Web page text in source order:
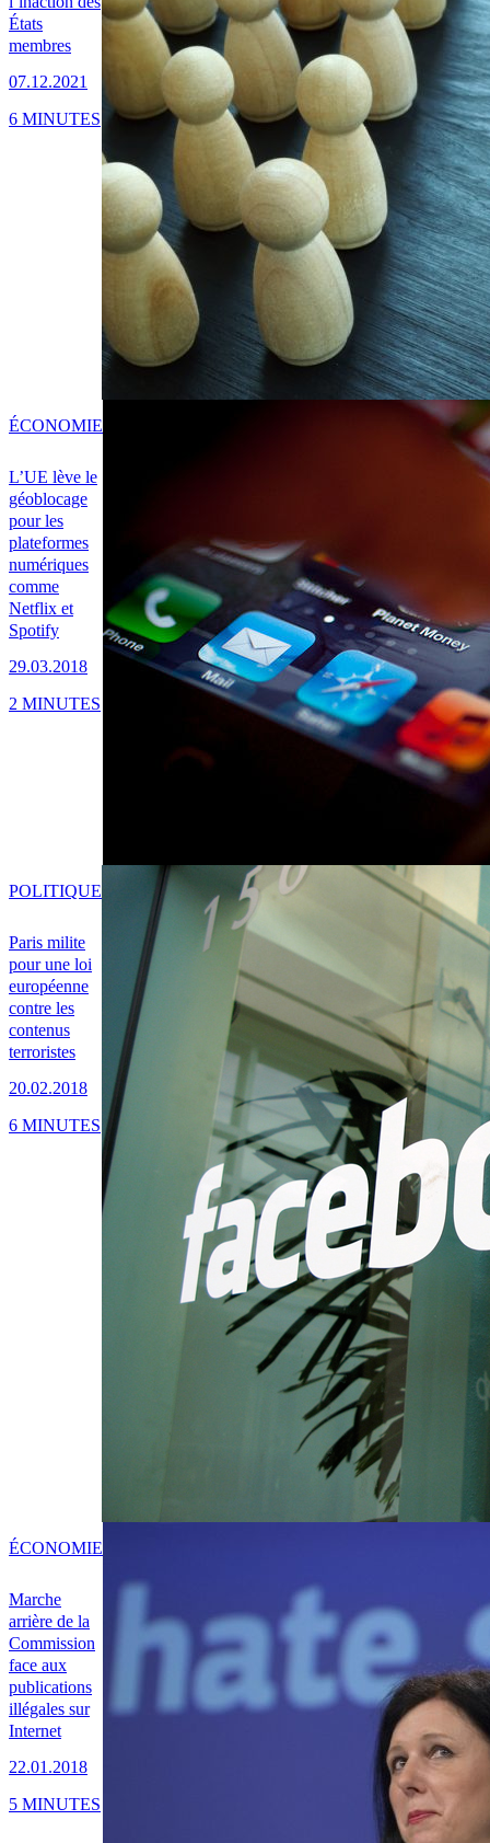
États
membres
07.12.2021
6 MINUTES
L’UE lève le
géoblocage
pour les
plateformes
numériques
comme
Netflix et
Spotify
29.03.2018
ÉCONOMIE
2 MINUTES
Paris milite
pour une loi
européenne
contre les
contenus
terroristes
20.02.2018
POLITIQUE
6 MINUTES
Marche
arrière de la
Commission
face aux
publications
illégales sur
Internet
22.01.2018
ÉCONOMIE
5 MINUTES